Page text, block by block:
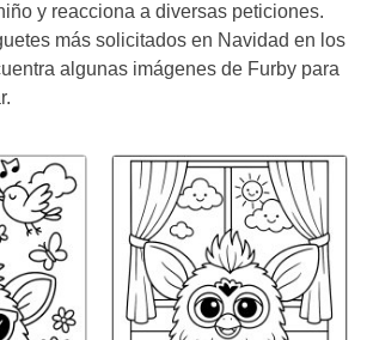
y reacciona a diversas peticiones.
más solicitados en Navidad en los
algunas imágenes de Furby para